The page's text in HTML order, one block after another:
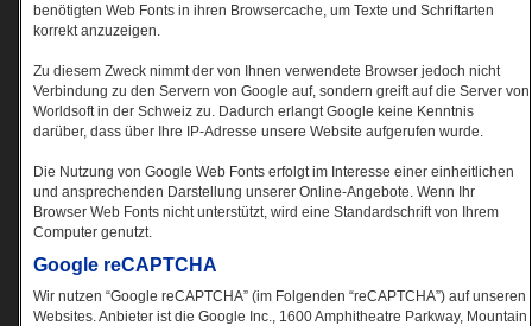
benötigten Web Fonts in ihren Browsercache, um Texte und Schriftarten
korrekt anzuzeigen.
Zu diesem Zweck nimmt der von Ihnen verwendete Browser jedoch nicht
Verbindung zu den Servern von Google auf, sondern greift auf die Server von
Worldsoft in der Schweiz zu. Dadurch erlangt Google keine Kenntnis
darüber, dass über Ihre IP-Adresse unsere Website aufgerufen wurde.
Die Nutzung von Google Web Fonts erfolgt im Interesse einer einheitlichen
und ansprechenden Darstellung unserer Online-Angebote. Wenn Ihr
Browser Web Fonts nicht unterstützt, wird eine Standardschrift von Ihrem
Computer genutzt.
Google reCAPTCHA
Wir nutzen “Google reCAPTCHA” (im Folgenden “reCAPTCHA”) auf unseren
Websites. Anbieter ist die Google Inc., 1600 Amphitheatre Parkway, Mountain